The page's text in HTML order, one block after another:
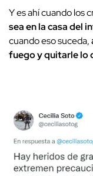
Y es ahí cuando los
sea en la casa del
cuando eso suceda,
fuego y quitarle lo